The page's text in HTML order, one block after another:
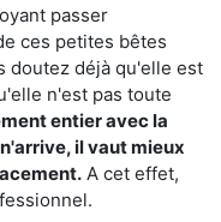
passer
ces petites bêtes
doutez déjà qu'elle est
n'est pas toute
entier avec la
il vaut mieux
A cet effet,